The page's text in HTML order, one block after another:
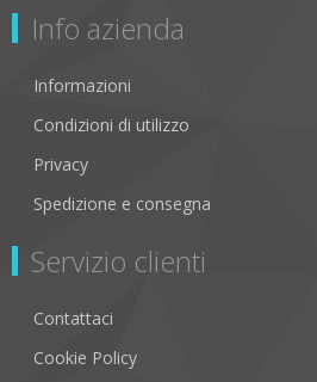
Info azienda
Informazioni
Condizioni di utilizzo
Privacy
Spedizione e consegna
Servizio clienti
Contattaci
Cookie Policy